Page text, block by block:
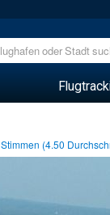
Stimmen (4.50